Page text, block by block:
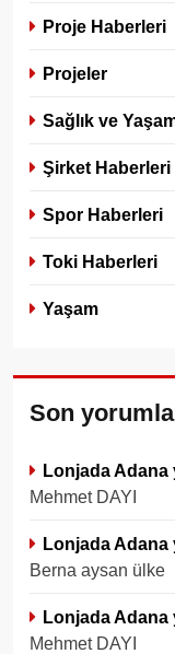
Proje Haberleri
Projeler
Sağlık ve
Şirket Haberleri
Spor Haberleri
Toki Haberleri
Yaşam
Son
Lonjada Adana
Mehmet DAYI
Lonjada Adana
Berna aysan ülke
Lonjada Adana
Mehmet DAYI